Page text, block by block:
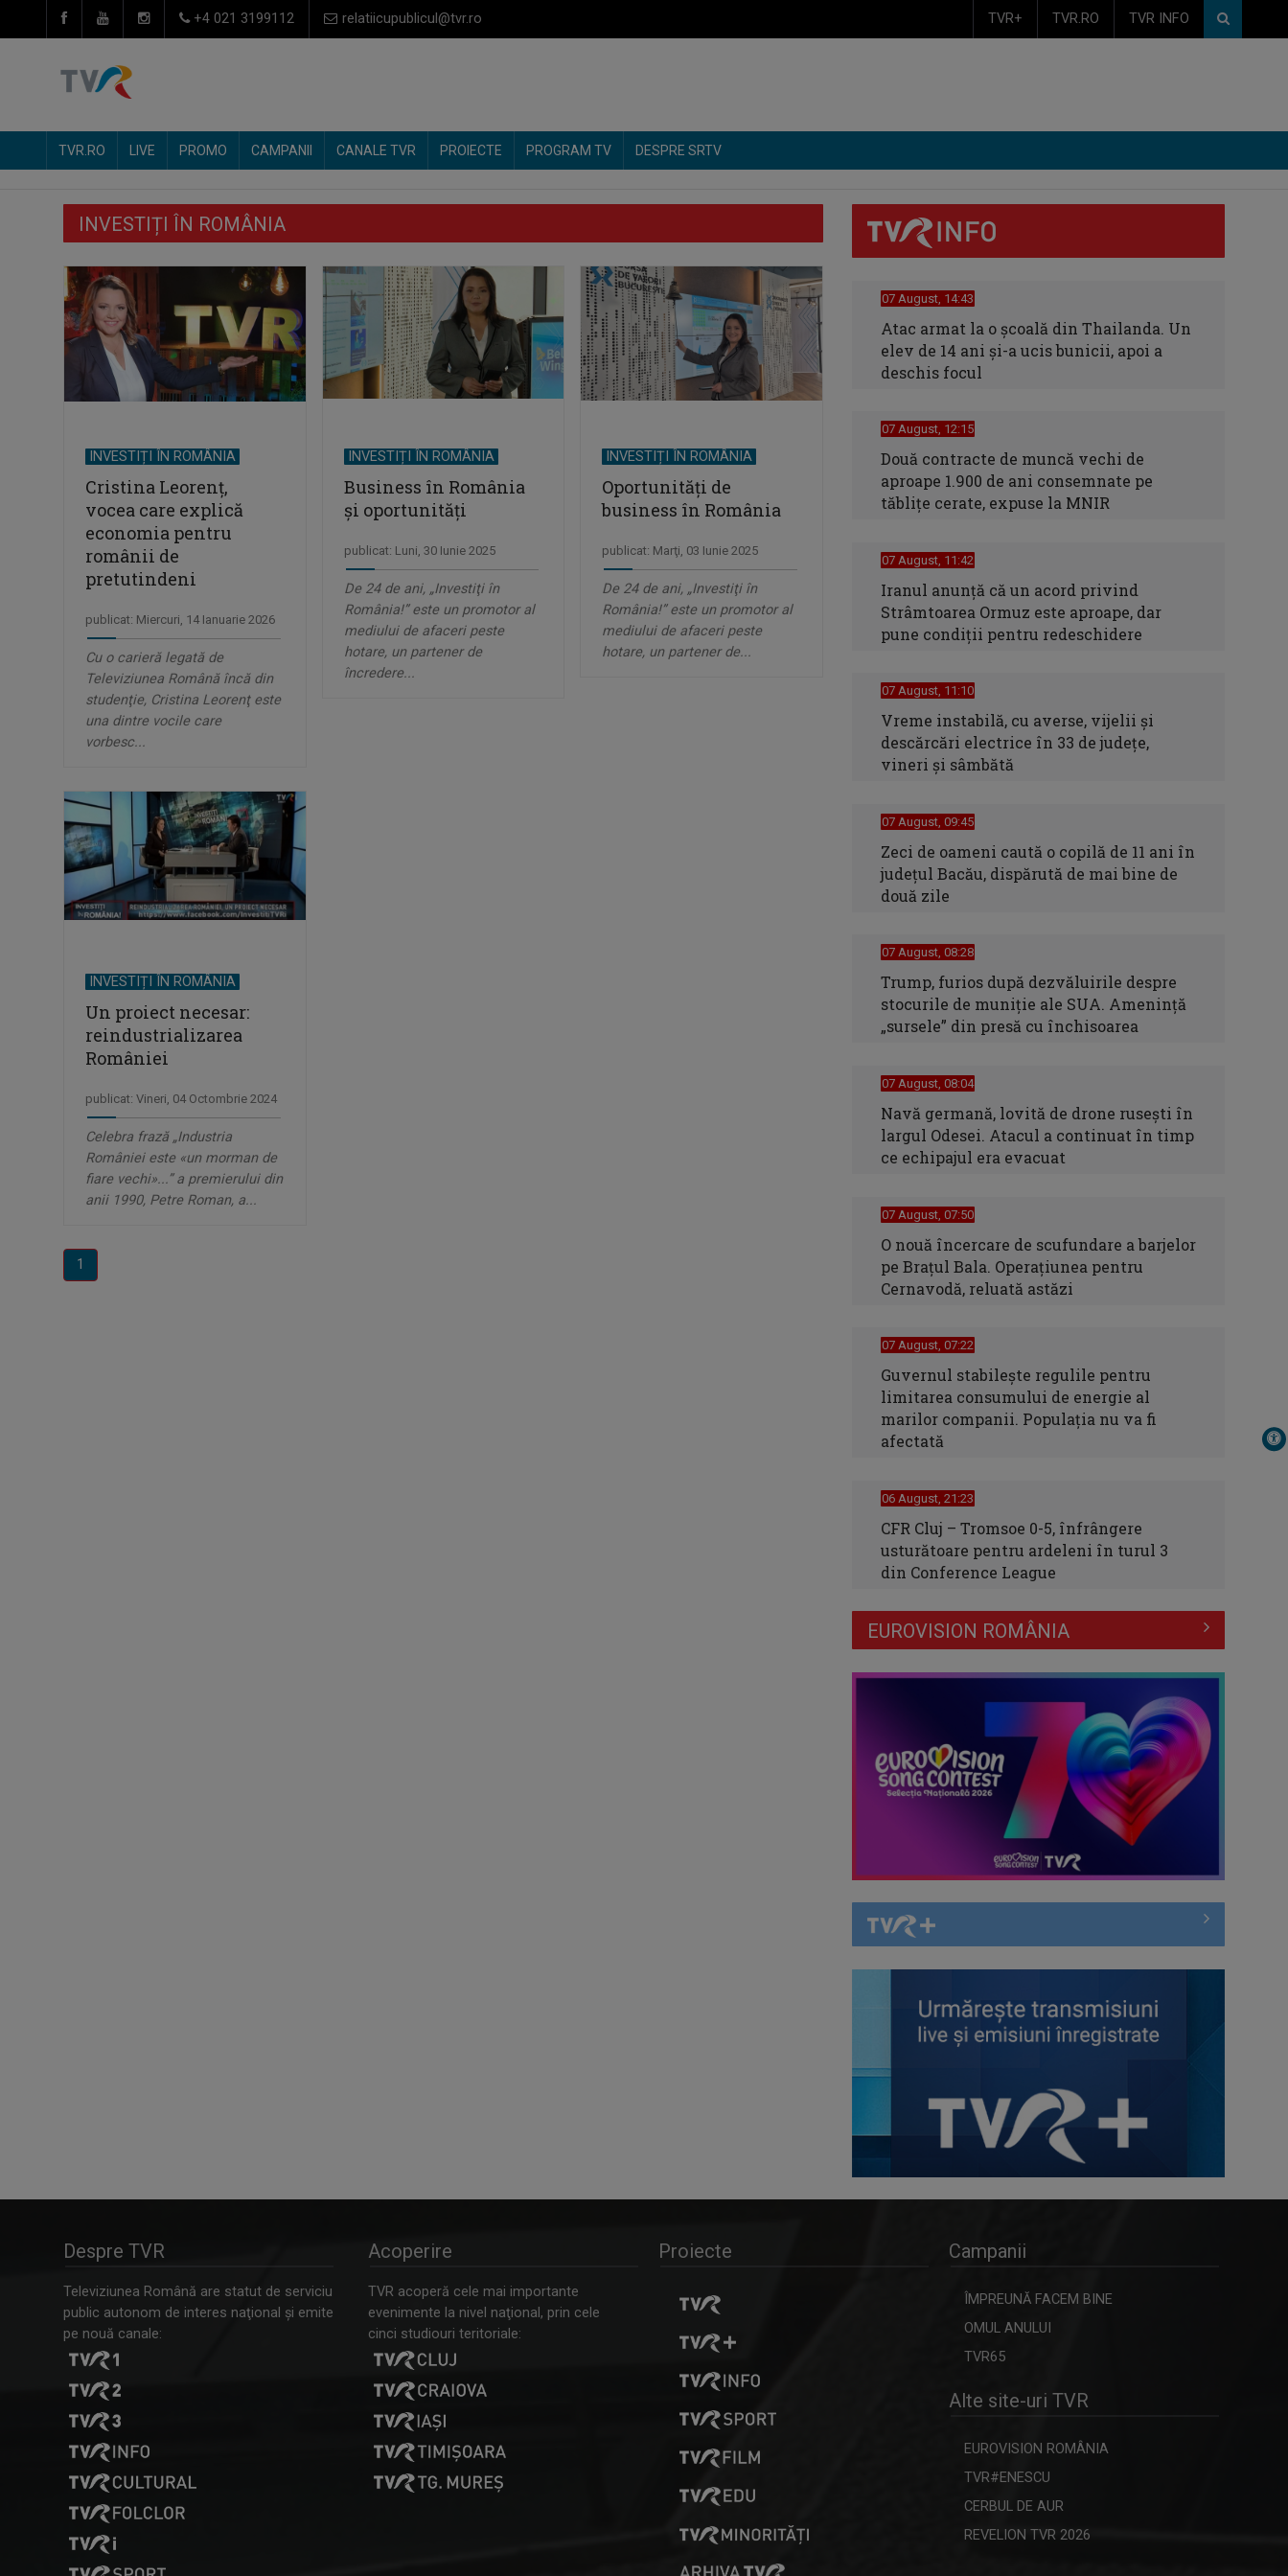
+4 021 3199112 relatiicupublicul@tvr.ro TVR+ TVR.RO TVR INFO
TVR.RO LIVE PROMO CAMPANII CANALE TVR PROIECTE PROGRAM TV DESPRE SRTV
INVESTIȚI ÎN ROMÂNIA
INVESTIȚI ÎN ROMÂNIA
Cristina Leorenţ,
vocea care explică
economia pentru
românii de
pretutindeni
publicat: Miercuri, 14 Ianuarie 2026
Cu o carieră legată de
Televiziunea Română încă din
studenţie, Cristina Leorenţ este
una dintre vocile care
vorbesc...
INVESTIȚI ÎN ROMÂNIA
Business în România
și oportunități
publicat: Luni, 30 Iunie 2025
De 24 de ani, „Investiţi în
România!” este un promotor al
mediului de afaceri peste
hotare, un partener de
încredere...
INVESTIȚI ÎN ROMÂNIA
Oportunităţi de
business în România
publicat: Marţi, 03 Iunie 2025
De 24 de ani, „Investiţi în
România!” este un promotor al
mediului de afaceri peste
hotare, un partener de...
INVESTIȚI ÎN ROMÂNIA
Un proiect necesar:
reindustrializarea
României
publicat: Vineri, 04 Octombrie 2024
Celebra frază „Industria
României este «un morman de
fiare vechi»...” a premierului din
anii 1990, Petre Roman, a...
1
07 August, 14:43
Atac armat la o școală din Thailanda. Un
elev de 14 ani și-a ucis bunicii, apoi a
deschis focul
07 August, 12:15
Două contracte de muncă vechi de
aproape 1.900 de ani consemnate pe
tăblițe cerate, expuse la MNIR
07 August, 11:42
Iranul anunță că un acord privind
Strâmtoarea Ormuz este aproape, dar
pune condiții pentru redeschidere
07 August, 11:10
Vreme instabilă, cu averse, vijelii şi
descărcări electrice în 33 de judeţe,
vineri şi sâmbătă
07 August, 09:45
Zeci de oameni caută o copilă de 11 ani în
judeţul Bacău, dispărută de mai bine de
două zile
07 August, 08:28
Trump, furios după dezvăluirile despre
stocurile de muniție ale SUA. Amenință
„sursele” din presă cu închisoarea
07 August, 08:04
Navă germană, lovită de drone rusești în
largul Odesei. Atacul a continuat în timp
ce echipajul era evacuat
07 August, 07:50
O nouă încercare de scufundare a barjelor
pe Brațul Bala. Operațiunea pentru
Cernavodă, reluată astăzi
07 August, 07:22
Guvernul stabilește regulile pentru
limitarea consumului de energie al
marilor companii. Populația nu va fi
afectată
06 August, 21:23
CFR Cluj – Tromsoe 0-5, înfrângere
usturătoare pentru ardeleni în turul 3
din Conference League
EUROVISION ROMÂNIA
Despre TVR
Televiziunea Română are statut de serviciu
public autonom de interes naţional şi emite
pe nouă canale:
Acoperire
TVR acoperă cele mai importante
evenimente la nivel naţional, prin cele
cinci studiouri teritoriale:
Proiecte Campanii
ÎMPREUNĂ FACEM BINE
OMUL ANULUI
TVR65
Alte site-uri TVR
EUROVISION ROMÂNIA
TVR#ENESCU
CERBUL DE AUR
REVELION TVR 2026